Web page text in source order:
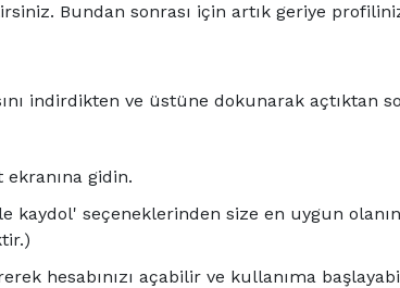
Bundan sonrası için artık geriye
indirdikten ve üstüne dokunarak açtıktan
ekranına gidin.
kaydol' seçeneklerinden size en uygun
hesabınızı açabilir ve kullanıma